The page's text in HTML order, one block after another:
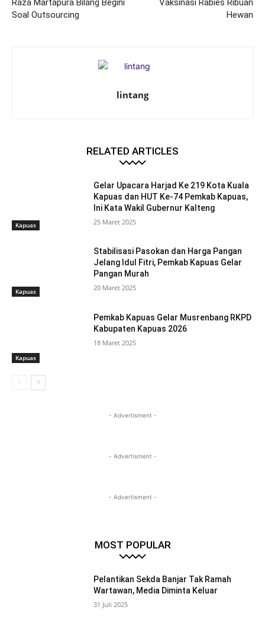
Raza Martapura Bilang Begini
Soal Outsourcing
Vaksinasi Rabies Ribuan
Hewan
lintang
RELATED ARTICLES
Kapuas
Gelar Upacara Harjad Ke 219 Kota Kuala
Kapuas dan HUT Ke-74 Pemkab Kapuas,
Ini Kata Wakil Gubernur Kalteng
25 Maret 2025
Kapuas
Stabilisasi Pasokan dan Harga Pangan
Jelang Idul Fitri, Pemkab Kapuas Gelar
Pangan Murah
20 Maret 2025
Kapuas
Pemkab Kapuas Gelar Musrenbang RKPD
Kabupaten Kapuas 2026
18 Maret 2025
- Advertisment -
- Advertisment -
- Advertisment -
MOST POPULAR
Pelantikan Sekda Banjar Tak Ramah
Wartawan, Media Diminta Keluar
31 Juli 2025